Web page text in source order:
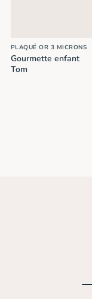
PLAQUÉ OR 3 MICRONS
Gourmette enfant
Tom